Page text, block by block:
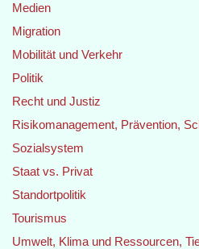
Medien
Migration
Mobilität und Verkehr
Politik
Recht und Justiz
Risikomanagement, Prävention,
Sozialsystem
Staat vs. Privat
Standortpolitik
Tourismus
Umwelt, Klima und Ressourcen,